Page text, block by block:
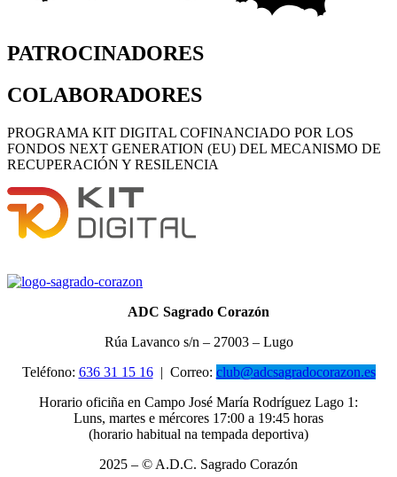
PATROCINADORES
COLABORADORES
PROGRAMA KIT DIGITAL COFINANCIADO POR LOS
FONDOS NEXT GENERATION (EU) DEL MECANISMO DE
RECUPERACIÓN Y RESILENCIA
ADC Sagrado Corazón
Rúa Lavanco s/n – 27003 – Lugo
Teléfono: 636 31 15 16| Correo: club@adcsagradocorazon.es
Horario oficiña en Campo José María Rodríguez Lago 1:
Luns, martes e mércores 17:00 a 19:45 horas
(horario habitual na tempada deportiva)
2025 – © A.D.C. Sagrado Corazón